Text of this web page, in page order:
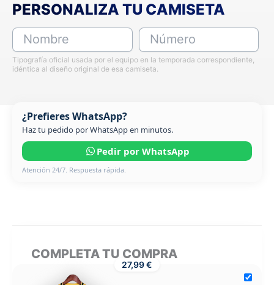
PERSONALIZA TU CAMISETA
Nombre Número
Tipografía oficial usada por el equipo en la temporada correspondiente,
idéntica al diseño original de esa camiseta.
¿Prefieres WhatsApp?
Haz tu pedido por WhatsApp en minutos.
Pedir por WhatsApp
Atención 24/7. Respuesta rápida.
COMPLETA TU COMPRA
27,99 €